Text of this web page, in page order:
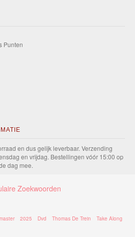
Punten
en dus gelijk leverbaar. Verzending
en vrijdag. Bestellingen vóór 15:00 op
dag mee.
Zoekwoorden
2025 Dvd Thomas De Trein Take Along